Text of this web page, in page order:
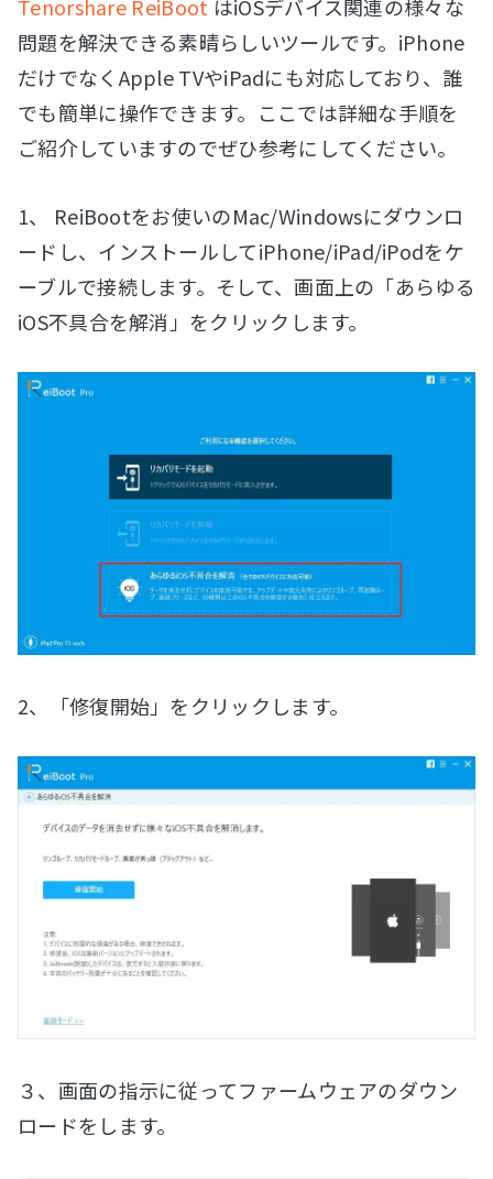
Tenorshare ReiBoot はiOSデバイス関連の様々な
問題を解決できる素晴らしいツールです。iPhone
だけでなくApple TVやiPadにも対応しており、誰
でも簡単に操作できます。ここでは詳細な手順を
ご紹介していますのでぜひ参考にしてください。
1、 ReiBootをお使いのMac/Windowsにダウンロ
ードし、インストールしてiPhone/iPad/iPodをケ
ーブルで接続します。そして、画面上の「あらゆる
iOS不具合を解消」をクリックします。
2、「修復開始」をクリックします。
３、画面の指示に従ってファームウェアのダウン
ロードをします。